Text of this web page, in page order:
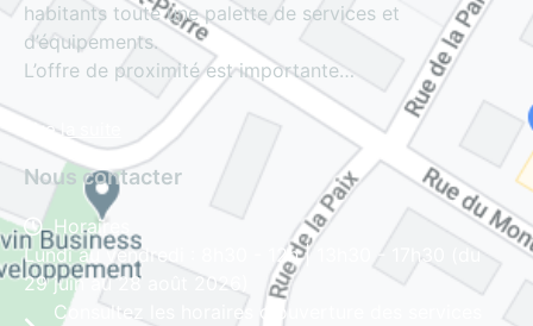
habitants toute une palette de services et
d’équipements.
L’offre de proximité est importante…
Lire la suite
Nous contacter
Horaires
Lundi au vendredi : 8h30 - 12h | 13h30 - 17h30 (du
29 juin au 28 août 2026)
Consultez les horaires d'ouverture des services